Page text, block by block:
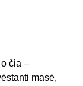
čia –
masė,